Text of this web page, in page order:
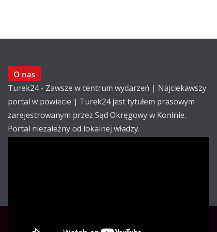
O nas
Turek24 - Zawsze w centrum wydarzeń | Najciekawszy
portal w powiecie | Turek24 jest tytułem prasowym
zarejestrowanym przez Sąd Okręgowy w Koninie.
Portal niezależny od lokalnej władzy.